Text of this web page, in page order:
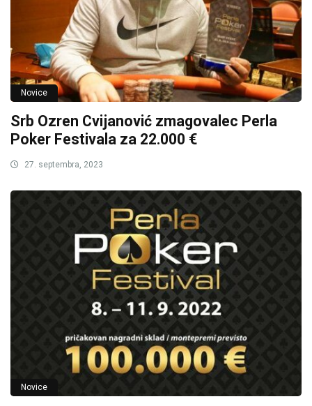
Novice
Srb Ozren Cvijanović zmagovalec Perla
Poker Festivala za 22.000 €
27. septembra, 2023
Novice